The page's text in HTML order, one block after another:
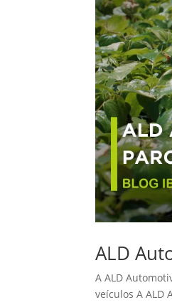
ALD
A ALD
veículos A ALD